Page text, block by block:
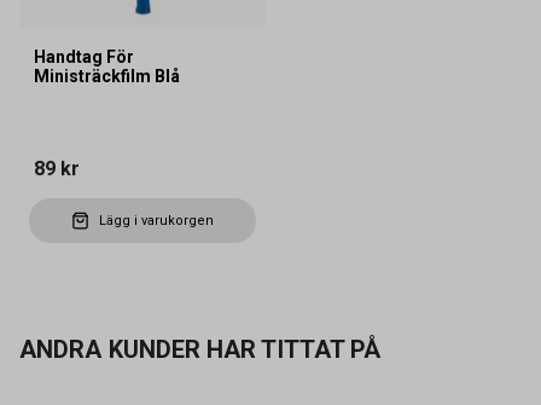
Handtag För
Ministräckfilm Blå
89 kr
Lägg i varukorgen
ANDRA KUNDER HAR TITTAT PÅ